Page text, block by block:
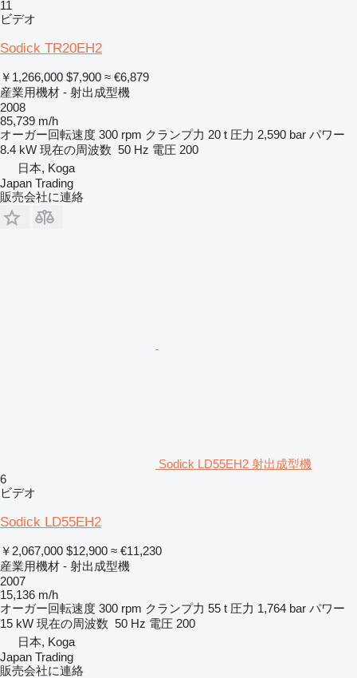
11
ビデオ
Sodick TR20EH2
￥1,266,000 $7,900 ≈ €6,879
産業用機材 - 射出成型機
2008
85,739 m/h
オーガー回転速度 300 rpm クランプ力 20 t 圧力 2,590 bar パワー
8.4 kW 現在の周波数 50 Hz 電圧 200
日本, Koga
Japan Trading
販売会社に連絡
Sodick LD55EH2 射出成型機
6
ビデオ
Sodick LD55EH2
￥2,067,000 $12,900 ≈ €11,230
産業用機材 - 射出成型機
2007
15,136 m/h
オーガー回転速度 300 rpm クランプ力 55 t 圧力 1,764 bar パワー
15 kW 現在の周波数 50 Hz 電圧 200
日本, Koga
Japan Trading
販売会社に連絡